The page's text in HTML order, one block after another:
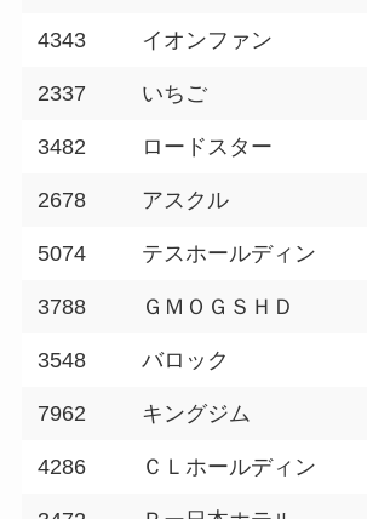
4343 イオンファン
2337 いちご
3482 ロードスター
2678 アスクル
5074 テスホールディン
3788 ＧＭＯＧＳＨＤ
3548 バロック
7962 キングジム
4286 ＣＬホールディン